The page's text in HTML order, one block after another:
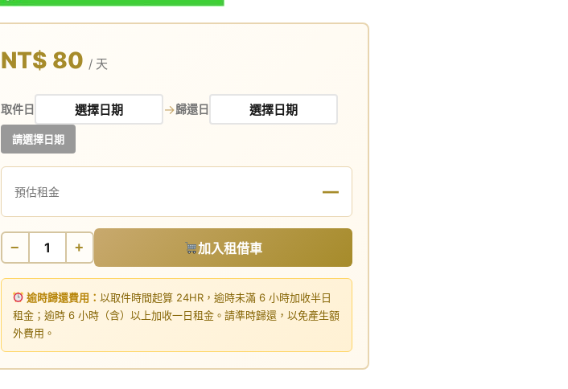
NT$ 80 / 天
取件日 →歸還日
請選擇日期
預估租金 —
− + 加入租借車
逾時歸還費用：以取件時間起算 24HR，逾時未滿 6 小時加收半日
租金；逾時 6 小時（含）以上加收一日租金。請準時歸還，以免產生額
外費用。